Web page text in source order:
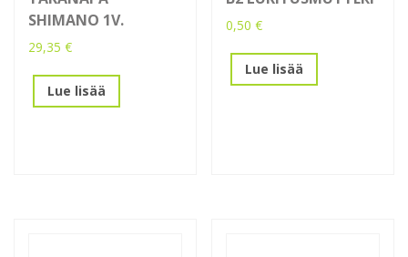
SHIMANO 1V.
29,35 €
Lue lisää
0,50€
Lue lisää